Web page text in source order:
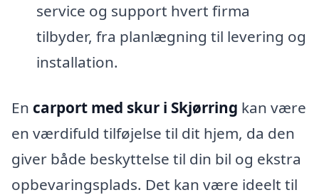
service og support hvert firma
tilbyder, fra planlægning til levering og
installation.
En carport med skur i Skjørring kan være
en værdifuld tilføjelse til dit hjem, da den
giver både beskyttelse til din bil og ekstra
opbevaringsplads. Det kan være ideelt til